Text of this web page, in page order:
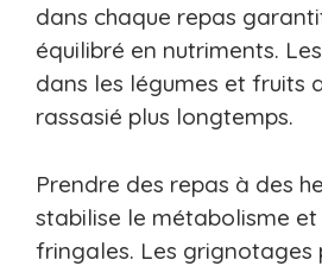
dans chaque repas
équilibré en nutriments.
dans les légumes et fruits
rassasié plus longtemps.
Prendre des repas à des
stabilise le métabolisme et
fringales. Les grignotages